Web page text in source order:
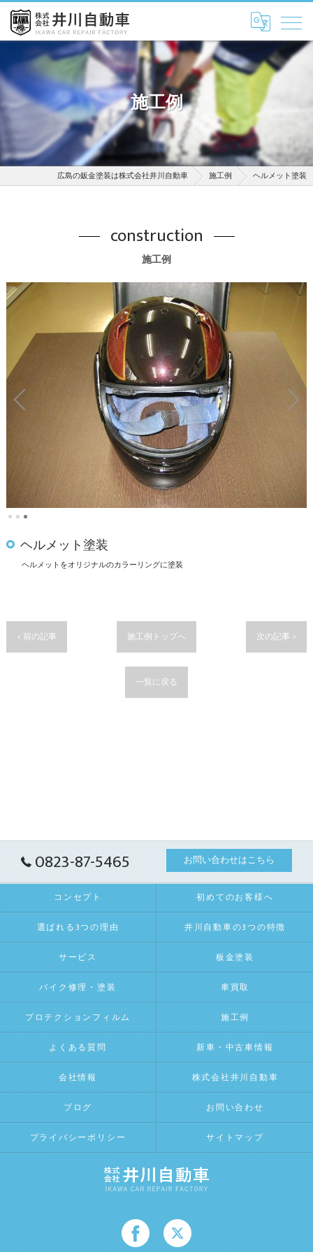
施工例
広島の鈑金塗装は株式会社井川自動車 施工例 ヘルメット塗装
施工例
construction
ヘルメット塗装
ヘルメットをオリジナルのカラーリングに塗装
< 前の記事 施工例トップへ 次の記事 >
一覧に戻る
0823-87-5465 お問い合わせはこちら
コンセプト 初めてのお客様へ
選ばれる3つの理由 井川自動車の3つの特徴
サービス 板金塗装
バイク修理・塗装 車買取
プロテクションフィルム 施工例
よくある質問 新車・中古車情報
会社情報 株式会社井川自動車
ブログ お問い合わせ
プライバシーポリシー サイトマップ